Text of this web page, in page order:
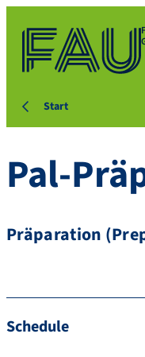
Start
Pal-
Präparation
Schedule